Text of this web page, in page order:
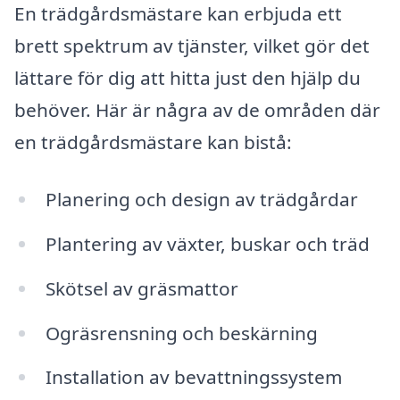
En trädgårdsmästare kan erbjuda ett
brett spektrum av tjänster, vilket gör det
lättare för dig att hitta just den hjälp du
behöver. Här är några av de områden där
en trädgårdsmästare kan bistå:
Planering och design av trädgårdar
Plantering av växter, buskar och träd
Skötsel av gräsmattor
Ogräsrensning och beskärning
Installation av bevattningssystem